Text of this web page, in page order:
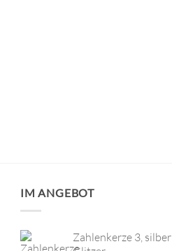
IM ANGEBOT
Zahlenkerze 3, silber